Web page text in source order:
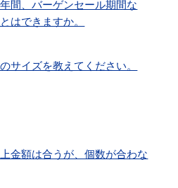
間、バーゲンセール期間な
はできますか。
サイズを教えてください。
金額は合うが、個数が合わな